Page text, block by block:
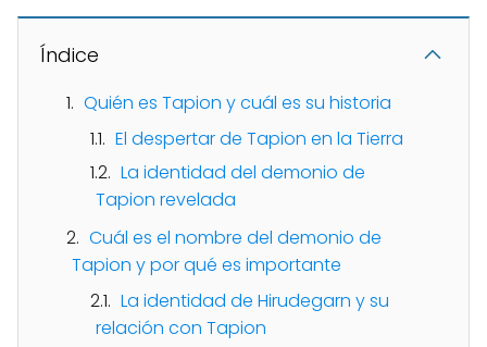
Índice
Quién es Tapion y cuál es su historia
El despertar de Tapion en la Tierra
La identidad del demonio de
Tapion revelada
Cuál es el nombre del demonio de
Tapion y por qué es importante
La identidad de Hirudegarn y su
relación con Tapion